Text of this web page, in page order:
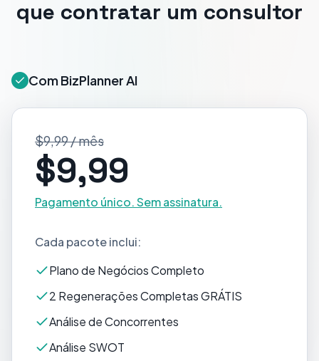
que contratar um consultor
Com BizPlanner AI
$9,99 / mês
$9,99
Pagamento único. Sem assinatura.
Cada pacote inclui:
Plano de Negócios Completo
2 Regenerações Completas GRÁTIS
Análise de Concorrentes
Análise SWOT